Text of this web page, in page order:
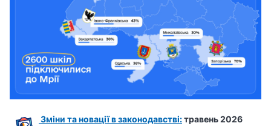
Зміни та новації в законодавстві:травень 2026